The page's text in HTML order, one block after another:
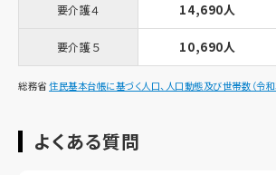
要介護４ 14,690人
要介護５ 10,690人
総務省住民基本台帳に基づく人口、人口動態及び世帯数（令
よくある質問